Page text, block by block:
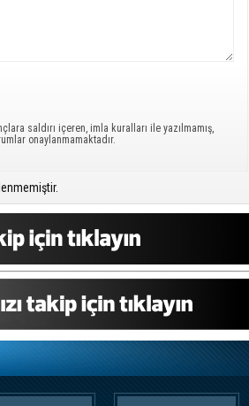
saldırı içeren, imla kuralları ile yazılmamış,
onaylanmamaktadır.